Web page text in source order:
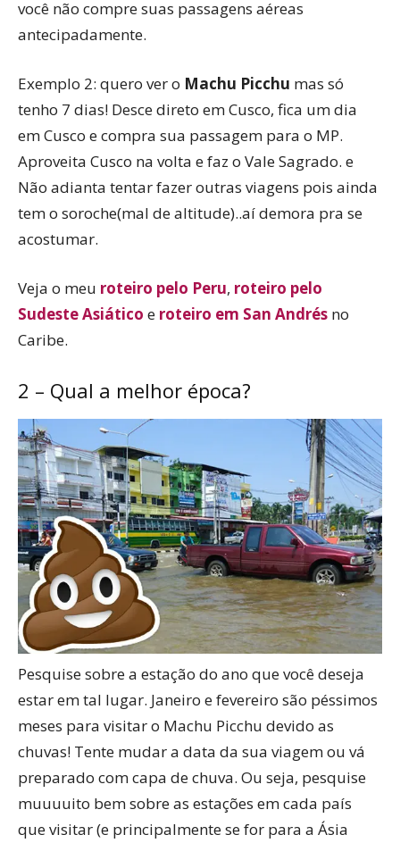
você não compre suas passagens aéreas
antecipadamente.
Exemplo 2: quero ver o Machu Picchu mas só
tenho 7 dias! Desce direto em Cusco, fica um dia
em Cusco e compra sua passagem para o MP.
Aproveita Cusco na volta e faz o Vale Sagrado. e
Não adianta tentar fazer outras viagens pois ainda
tem o soroche(mal de altitude)..aí demora pra se
acostumar.
Veja o meu roteiro pelo Peru, roteiro pelo
Sudeste Asiático e roteiro em San Andrés no
Caribe.
2 – Qual a melhor época?
Pesquise sobre a estação do ano que você deseja
estar em tal lugar. Janeiro e fevereiro são péssimos
meses para visitar o Machu Picchu devido as
chuvas! Tente mudar a data da sua viagem ou vá
preparado com capa de chuva. Ou seja, pesquise
muuuuito bem sobre as estações em cada país
que visitar (e principalmente se for para a Ásia